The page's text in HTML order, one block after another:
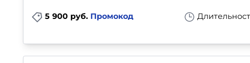
5 900 руб. Промокод
Красота, здоровье, фитнес
Психология и саморазвитие